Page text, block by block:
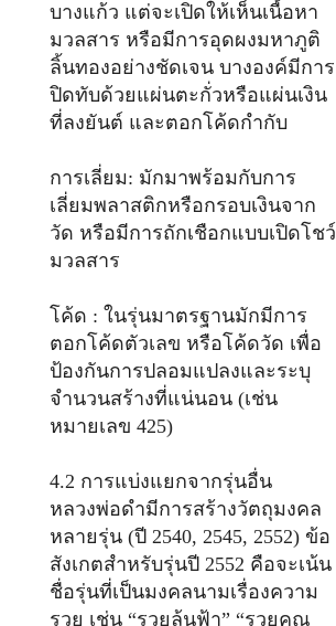
บางแก้ว แต่จะเปิดให้เห็นเนื้อหา
มวลสาร หรือมีการอุดผงมหาภูติ
ลิ้นทองอย่างชัดเจน บางองค์มีการ
ปิดทับด้วยแผ่นตะกั่วหรือแผ่นเงิน
ที่ลงยันต์ และตอกโค้ดกำกับ
การเลี่ยม: มักมาพร้อมกับการ
เลี่ยมพลาสติกหรือกรอบเงินจาก
วัด หรือมีการถักเชือกแบบเปิดโชว์
มวลสาร
โค้ด : ในรุ่นมาตรฐานมักมีการ
ตอกโค้ดตัวเลข หรือโค้ดวัด เพื่อ
ป้องกันการปลอมแปลงและระบุ
จำนวนสร้างที่แน่นอน (เช่น
หมายเลข 425)
4.2 การแบ่งแยกจากรุ่นอื่น
หลวงพ่อดำมีการสร้างวัตถุมงคล
หลายรุ่น (ปี 2540, 2545, 2552) ข้อ
สังเกตสำหรับรุ่นปี 2552 คือจะเน้น
ชื่อรุ่นที่เป็นมงคลนามเรื่องความ
รวย เช่น “รวยล้นฟ้า” “รวยคูณ